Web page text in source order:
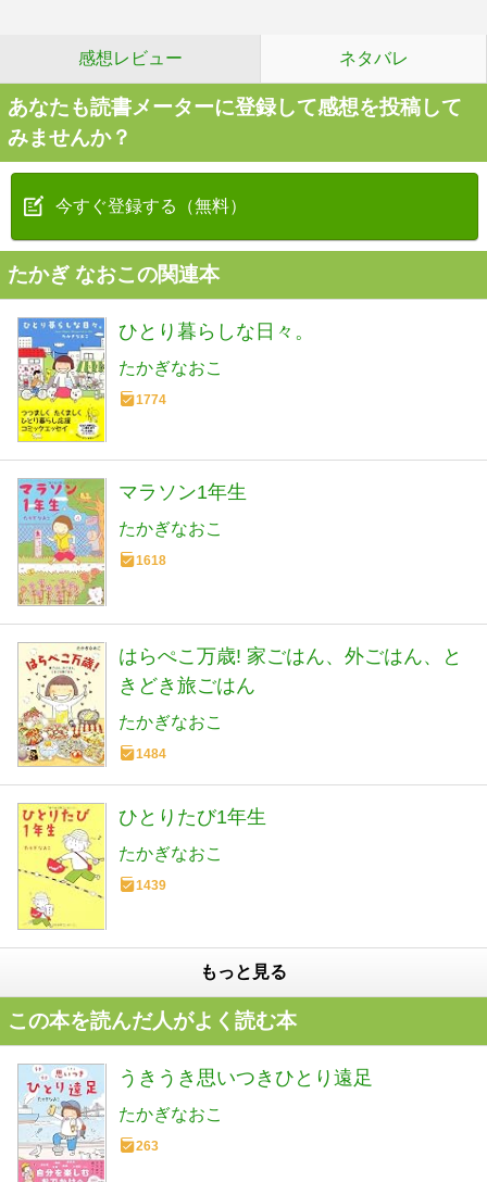
感想レビュー ネタバレ
あなたも読書メーターに登録して感想を投稿して
みませんか？
今すぐ登録する（無料）
たかぎ なおこの関連本
ひとり暮らしな日々。
たかぎなおこ
1774
マラソン1年生
たかぎなおこ
1618
はらぺこ万歳! 家ごはん、外ごはん、と
きどき旅ごはん
たかぎなおこ
1484
ひとりたび1年生
たかぎなおこ
1439
もっと見る
この本を読んだ人がよく読む本
うきうき思いつきひとり遠足
たかぎなおこ
263